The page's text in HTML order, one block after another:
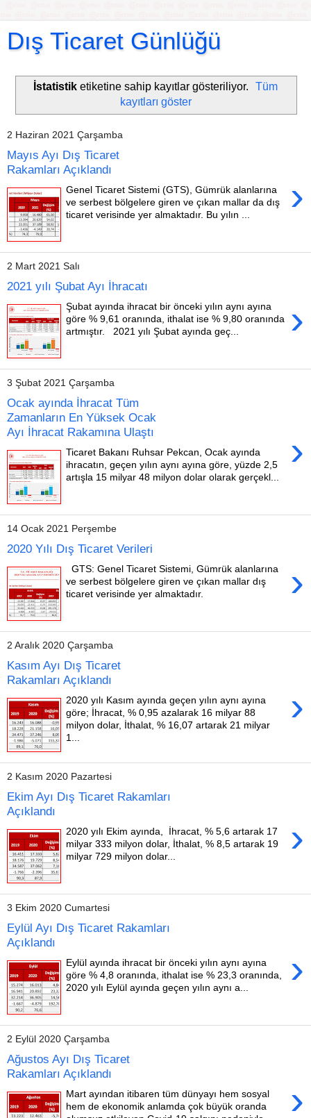
Dış Ticaret Günlüğü
İstatistiketiketine sahip kayıtlar gösteriliyor.
Tüm
kayıtları göster
2 Haziran 2021 Çarşamba
Mayıs Ayı Dış Ticaret
Rakamları Açıklandı
›
Genel Ticaret Sistemi (GTS), Gümrük alanlarına
ve serbest bölgelere giren ve çıkan mallar da dış
ticaret verisinde yer almaktadır. Bu yılın ...
2 Mart 2021 Salı
2021 yılı Şubat Ayı İhracatı
›
Şubat ayında ihracat bir önceki yılın aynı ayına
göre % 9,61 oranında, ithalat ise % 9,80 oranında
artmıştır. 2021 yılı Şubat ayında geç...
3 Şubat 2021 Çarşamba
Ocak ayında İhracat Tüm
Zamanların En Yüksek Ocak
Ayı İhracat Rakamına Ulaştı
›
Ticaret Bakanı Ruhsar Pekcan, Ocak ayında
ihracatın, geçen yılın aynı ayına göre, yüzde 2,5
artışla 15 milyar 48 milyon dolar olarak gerçekl...
14 Ocak 2021 Perşembe
2020 Yılı Dış Ticaret Verileri
›
GTS: Genel Ticaret Sistemi, Gümrük alanlarına
ve serbest bölgelere giren ve çıkan mallar dış
ticaret verisinde yer almaktadır.
2 Aralık 2020 Çarşamba
Kasım Ayı Dış Ticaret
Rakamları Açıklandı
›
2020 yılı Kasım ayında geçen yılın aynı ayına
göre; İhracat, % 0,95 azalarak 16 milyar 88
milyon dolar, İthalat, % 16,07 artarak 21 milyar
1...
2 Kasım 2020 Pazartesi
Ekim Ayı Dış Ticaret Rakamları
Açıklandı
›
2020 yılı Ekim ayında, İhracat, % 5,6 artarak 17
milyar 333 milyon dolar, İthalat, % 8,5 artarak 19
milyar 729 milyon dolar...
3 Ekim 2020 Cumartesi
Eylül Ayı Dış Ticaret Rakamları
Açıklandı
›
Eylül ayında ihracat bir önceki yılın aynı ayına
göre % 4,8 oranında, ithalat ise % 23,3 oranında,
2020 yılı Eylül ayında geçen yılın aynı a...
2 Eylül 2020 Çarşamba
Ağustos Ayı Dış Ticaret
Rakamları Açıklandı
›
Mart ayından itibaren tüm dünyayı hem sosyal
hem de ekonomik anlamda çok büyük oranda